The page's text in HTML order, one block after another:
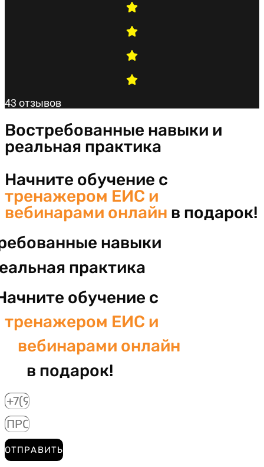
43 отзывов
Востребованные навыки и
реальная практика
Начните обучение с
тренажером ЕИС и
вебинарами онлайн в подарок!
навыки
практика
обучение с
тренажером ЕИС и
вебинарами онлайн
в подарок!
ОТПРАВИТЬ